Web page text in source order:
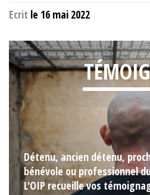
Ecrit le 16 mai 2022
Détenu, ancien détenu,
bénévole ou professionnel
L'OIP recueille vos